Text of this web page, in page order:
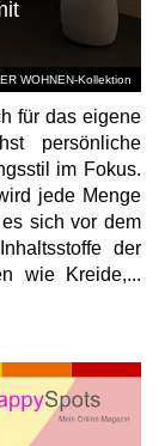
WOHNEN-Kollektion
für das eigene
persönliche
im Fokus.
jede Menge
sich vor dem
der
wie Kreide,...